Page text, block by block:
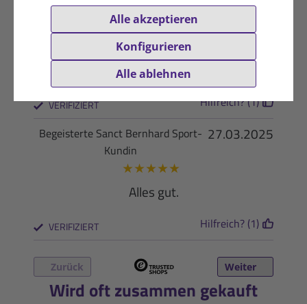
Alle akzeptieren
Konfigurieren
Alle ablehnen
27.03.2025
Dankbarer Kunde von Sanct
Bernhard Sport
★★★★★
Top Produkt
VERIFIZIERT Hilfreich? (1)
27.03.2025
Begeisterte Sanct Bernhard Sport-
Kundin
★★★★★
Alles gut.
VERIFIZIERT Hilfreich? (1)
Zurück Weiter
Wird oft zusammen gekauft